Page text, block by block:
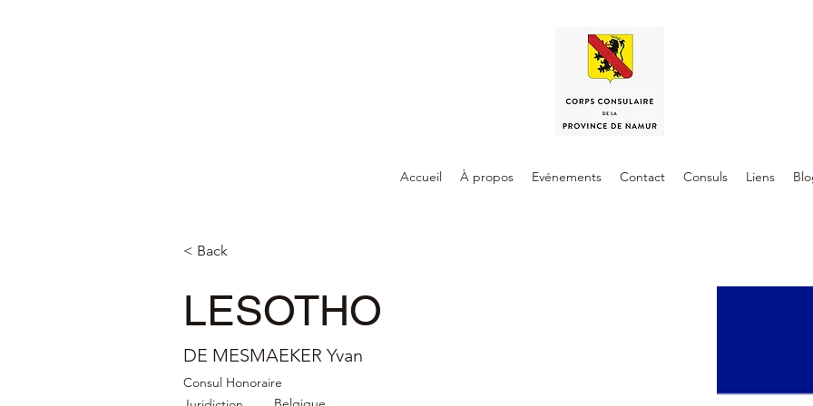
Accueil À propos Evénements Contact Consuls Liens
< Back
LESOTHO
DE MESMAEKER Yvan
Consul Honoraire